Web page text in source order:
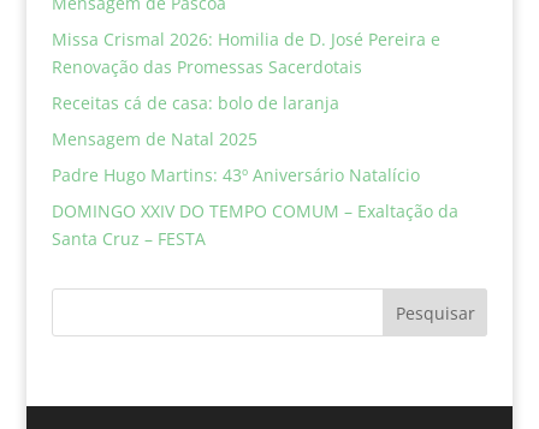
Missa Crismal 2026: Homilia de D. José Pereira e
Renovação das Promessas Sacerdotais
Receitas cá de casa: bolo de laranja
Mensagem de Natal 2025
Padre Hugo Martins: 43º Aniversário Natalício
DOMINGO XXIV DO TEMPO COMUM – Exaltação da
Santa Cruz – FESTA
Pesquisar